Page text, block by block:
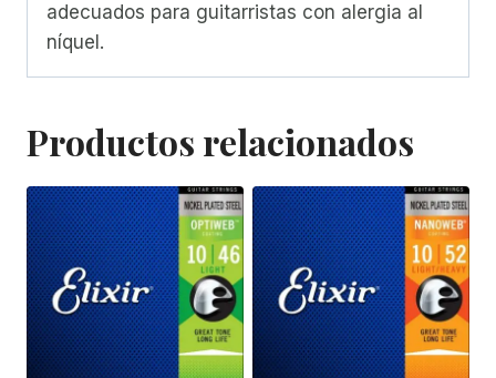
adecuados para guitarristas con alergia al
níquel.
Productos relacionados